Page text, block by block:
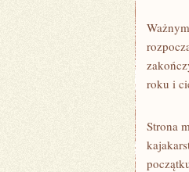
roku i
Strona